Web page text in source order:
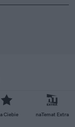
Ciebie naTemat Extra